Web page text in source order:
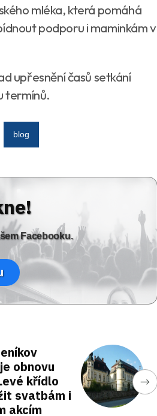
mléka, která pomáhá
podporu i maminkám v
upřesnění časů setkání
termínů.
blog
Facebooku.
obnovu
křídlo
svatbám i
akcím